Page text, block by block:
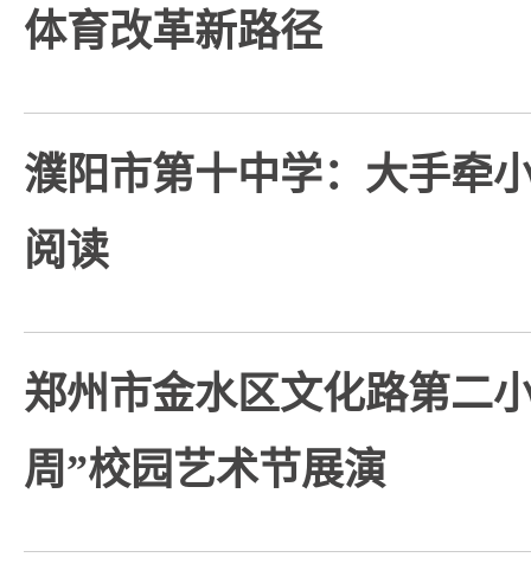
体育改革新路径
濮阳市第十中学：大手牵
阅读
郑州市金水区文化路第二
周”校园艺术节展演